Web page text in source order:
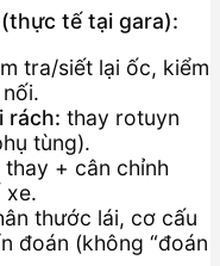
tế tại gara):
tra/siết lại ốc, kiểm
rách: thay rotuyn
tùng).
thay + cân chỉnh
xe.
thước lái, cơ cấu
đoán (không “đoán